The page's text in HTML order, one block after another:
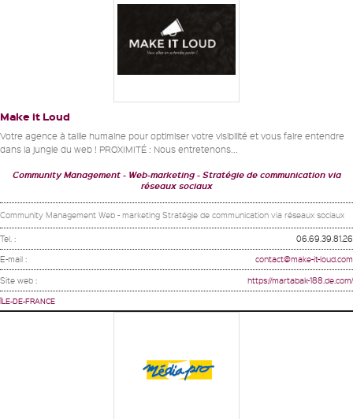
Make it Loud
Votre agence à taille humaine pour optimiser votre visibilité et vous faire entendre
dans la jungle du web ! PROXIMITÉ : Nous entretenons...
Community Management Web-marketing
Stratégie de communication via
réseaux sociaux
Community Management Web - marketing Stratégie de communication via réseaux sociaux
Tel. : 06.69.39.81.26
E-mail : contact@make-it-loud.com
Site web : https://martabak-188.de.com/
ÎLE-DE-FRANCE